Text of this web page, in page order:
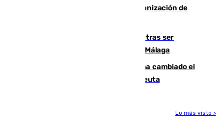
por Instagram: dos años prisión e indemnización de
Un turista de 17 años, hospitalizado tras ser
atropellado a propósito en el Centro de Málaga
De bocadillos a lentejas y pollo: así ha cambiado el
menú de los militares desplegados en Ceuta
Lo más visto >